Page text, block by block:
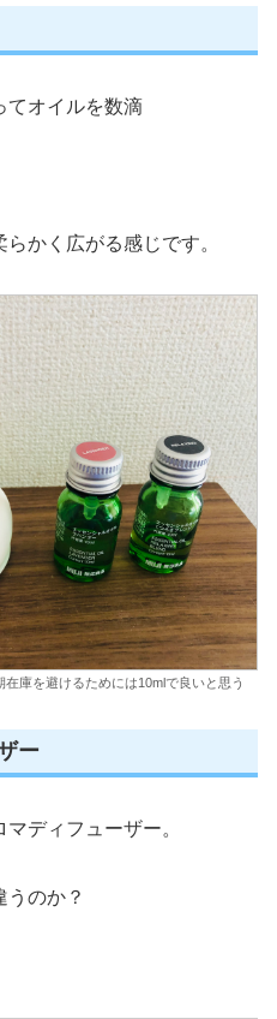
てオイルを数滴
かく広がる感じです。
庫を避けるためには10mlで良いと思う
ー
ディフューザー。
のか？